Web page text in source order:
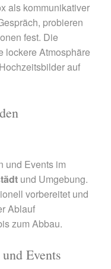
als kommunikativer
probieren
fest. Die
lockere Atmosphäre
auf
und Events im
und Umgebung.
vorbereitet und
Ablauf
zum Abbau.
Events